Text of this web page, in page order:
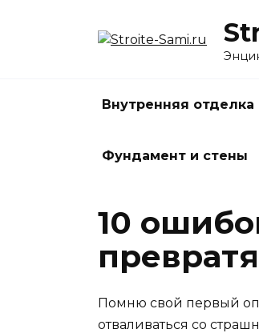
Внутренняя отделка
Фундамент и стены
10
Помню свой первый
отваливаться со